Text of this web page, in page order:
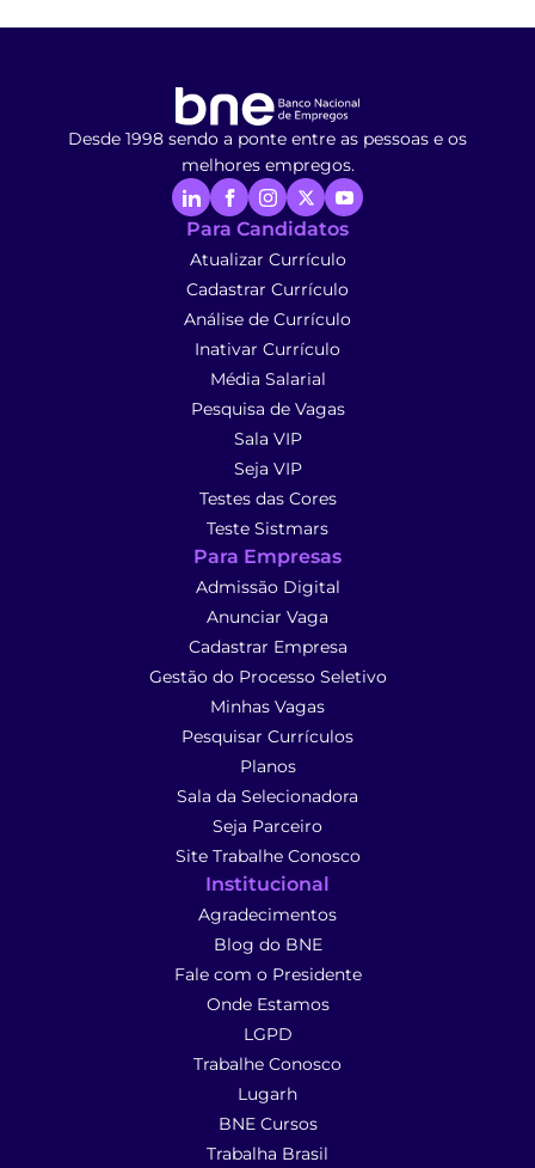
Desde 1998 sendo a ponte entre as pessoas e os
melhores empregos.
Para Candidatos
Atualizar Currículo
Cadastrar Currículo
Análise de Currículo
Inativar Currículo
Média Salarial
Pesquisa de Vagas
Sala VIP
Seja VIP
Testes das Cores
Teste Sistmars
Para Empresas
Admissão Digital
Anunciar Vaga
Cadastrar Empresa
Gestão do Processo Seletivo
Minhas Vagas
Pesquisar Currículos
Planos
Sala da Selecionadora
Seja Parceiro
Site Trabalhe Conosco
Institucional
Agradecimentos
Blog do BNE
Fale com o Presidente
Onde Estamos
LGPD
Trabalhe Conosco
Lugarh
BNE Cursos
Trabalha Brasil